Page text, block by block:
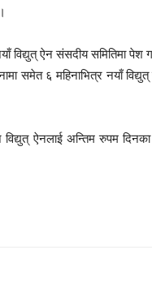
ऐन संसदीय समितिमा पेश
समेत ६ महिनाभित्र नयाँ
ऐनलाई अन्तिम रुपम दिनका